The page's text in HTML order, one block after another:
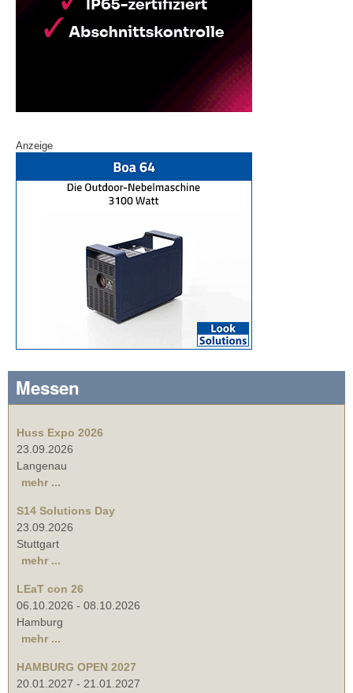
Anzeige
Messen
Huss Expo 2026
23.09.2026
Langenau
mehr ...
S14 Solutions Day
23.09.2026
Stuttgart
mehr ...
LEaT con 26
06.10.2026 - 08.10.2026
Hamburg
mehr ...
HAMBURG OPEN 2027
20.01.2027 - 21.01.2027